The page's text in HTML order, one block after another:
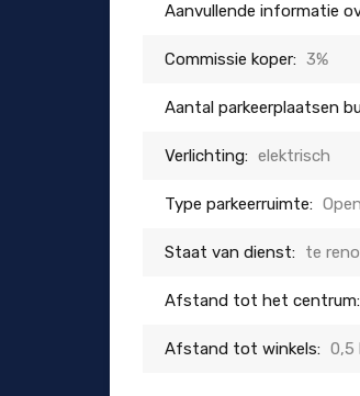
Aanvullende informatie
Commissie koper: 3%
Aantal parkeerplaatsen
Verlichting: elektrisch
Type parkeerruimte:
Staat van dienst: te
Afstand tot het centrum:
Afstand tot winkels: 0,5